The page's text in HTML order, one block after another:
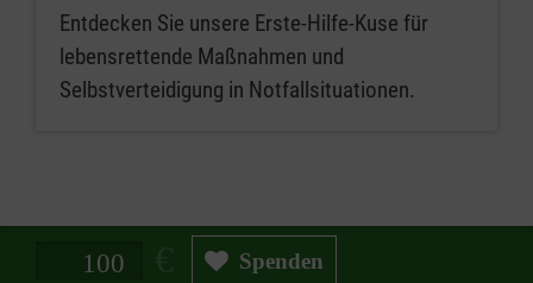
Ansprechpersonen für Erste Hilfe, während
Mitarbeitende im betrieblichen Sanitätsdienst
eine erweiterte Rolle bei der medizinischen
Entdecken Sie unsere Erste-Hilfe-Kuse für
lebensrettende Maßnahmen und
Selbstverteidigung in Notfallsituationen.
Spendenbetrag in Euro Spenden